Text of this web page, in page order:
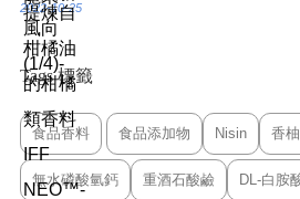
2022-10-25
Tags 標籤
食品香料 食品添加物 Nisin 香
無水磷酸氫鈣 重酒石酸鹼 DL-白胺